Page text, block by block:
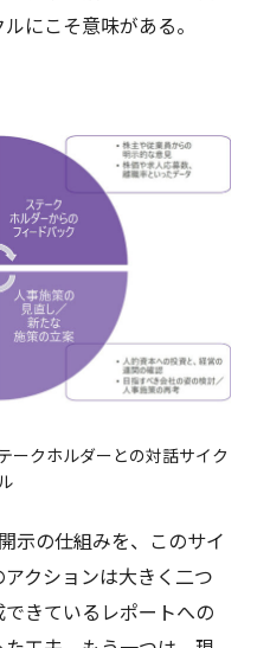
にこそ意味がある。
ークホルダーとの対話サイク
ル
示の仕組みを、このサイ
クションは大きく二つ
きているレポートへの